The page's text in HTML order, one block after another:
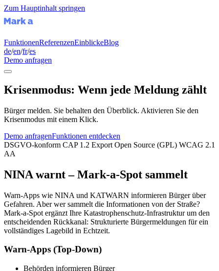
Zum Hauptinhalt springen
FunktionenReferenzenEinblickeBlog
de/en/fr/es
Demo anfragen
Krisenmodus: Wenn jede Meldung zählt
Bürger melden. Sie behalten den Überblick. Aktivieren Sie den
Krisenmodus mit einem Klick.
Demo anfragenFunktionen entdecken
DSGVO-konform CAP 1.2 Export Open Source (GPL) WCAG 2.1
AA
NINA warnt – Mark-a-Spot sammelt
Warn-Apps wie NINA und KATWARN informieren Bürger über
Gefahren. Aber wer sammelt die Informationen von der Straße?
Mark-a-Spot ergänzt Ihre Katastrophenschutz-Infrastruktur um den
entscheidenden Rückkanal: Strukturierte Bürgermeldungen für ein
vollständiges Lagebild in Echtzeit.
Warn-Apps (Top-Down)
Behörden informieren Bürger